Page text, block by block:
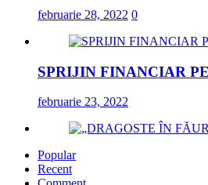
februarie 28, 2022 0
SPRIJIN FINANCIAR
februarie 23, 2022
„DRAGOSTE ÎN
Popular
Recent